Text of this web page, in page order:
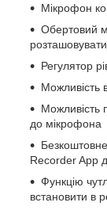
Мікрофон
Обертовий
Регулятор
Можливість
Можливість
до мікрофона
Recorder App
Функцію
встановити в